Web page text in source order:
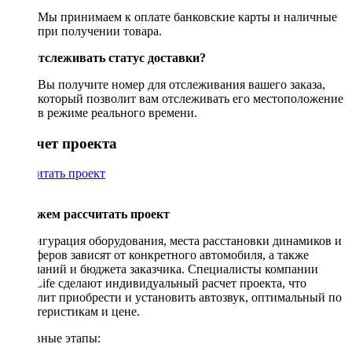
Мы принимаем к оплате банковские карты и наличные
при получении товара.
Как отслеживать статус доставки?
Вы получите номер для отслеживания вашего заказа,
который позволит вам отслеживать его местоположение
в режиме реального времени.
Рассчет проекта
Рассчитать проект
Поможем рассчитать проект
Конфигурация оборудования, места расстановки динамиков и
сабвуферов зависят от конкретного автомобиля, а также
пожеланий и бюджета заказчика. Специалисты компании
DriveLife сделают индивидуальный расчет проекта, что
позволит приобрести и установить автозвук, оптимальный по
характеристикам и цене.
Основные этапы: